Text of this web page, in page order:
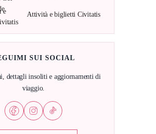
Attività e biglietti Civitatis
SUI SOCIAL
dettagli insoliti e aggiornamenti di
viaggio.